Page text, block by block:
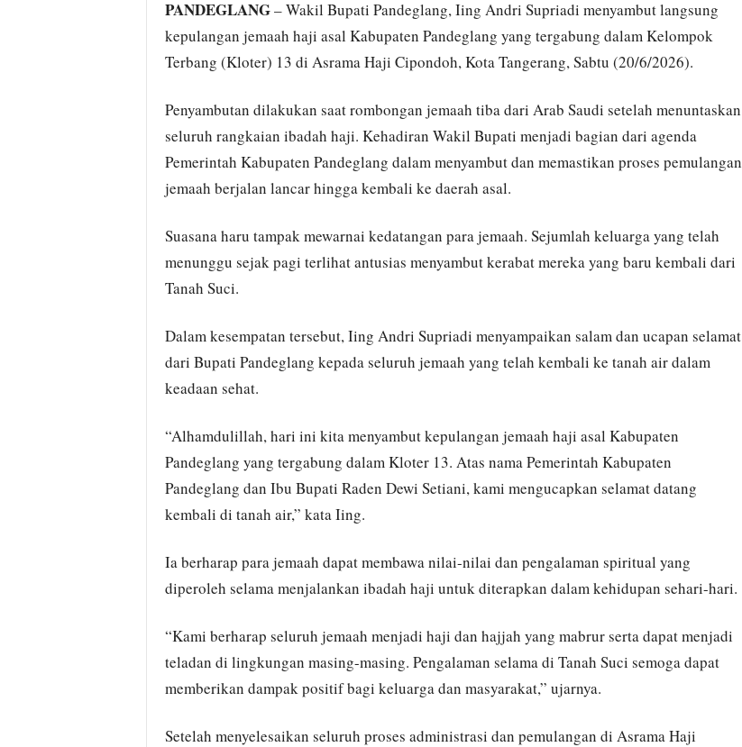
PANDEGLANG– Wakil Bupati Pandeglang, Iing Andri Supriadi menyambut langsung
kepulangan jemaah haji asal Kabupaten Pandeglang yang tergabung dalam Kelompok
Terbang (Kloter) 13 di Asrama Haji Cipondoh, Kota Tangerang, Sabtu (20/6/2026).
Penyambutan dilakukan saat rombongan jemaah tiba dari Arab Saudi setelah menuntaskan
seluruh rangkaian ibadah haji. Kehadiran Wakil Bupati menjadi bagian dari agenda
Pemerintah Kabupaten Pandeglang dalam menyambut dan memastikan proses pemulangan
jemaah berjalan lancar hingga kembali ke daerah asal.
Suasana haru tampak mewarnai kedatangan para jemaah. Sejumlah keluarga yang telah
menunggu sejak pagi terlihat antusias menyambut kerabat mereka yang baru kembali dari
Tanah Suci.
Dalam kesempatan tersebut, Iing Andri Supriadi menyampaikan salam dan ucapan selamat
dari Bupati Pandeglang kepada seluruh jemaah yang telah kembali ke tanah air dalam
keadaan sehat.
“Alhamdulillah, hari ini kita menyambut kepulangan jemaah haji asal Kabupaten
Pandeglang yang tergabung dalam Kloter 13. Atas nama Pemerintah Kabupaten
Pandeglang dan Ibu Bupati Raden Dewi Setiani, kami mengucapkan selamat datang
kembali di tanah air,” kata Iing.
Ia berharap para jemaah dapat membawa nilai-nilai dan pengalaman spiritual yang
diperoleh selama menjalankan ibadah haji untuk diterapkan dalam kehidupan sehari-hari.
“Kami berharap seluruh jemaah menjadi haji dan hajjah yang mabrur serta dapat menjadi
teladan di lingkungan masing-masing. Pengalaman selama di Tanah Suci semoga dapat
memberikan dampak positif bagi keluarga dan masyarakat,” ujarnya.
Setelah menyelesaikan seluruh proses administrasi dan pemulangan di Asrama Haji